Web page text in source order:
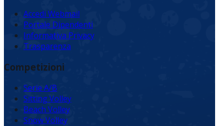
Accedi Webmail
Portale Dipendenti
Informativa Privacy
Trasparenza
Competizioni
Serie A/B
Sitting Volley
Beach Volley
Snow Volley